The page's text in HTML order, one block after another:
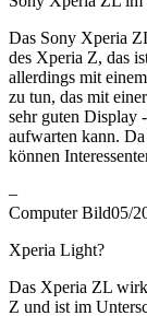
Das Sony Xperia
des Xperia Z, das
allerdings mit
zu tun, das mit
sehr guten Display
aufwarten kann.
können
–
Computer Bild05/
Xperia Light?
Das Xperia ZL
Z und ist im